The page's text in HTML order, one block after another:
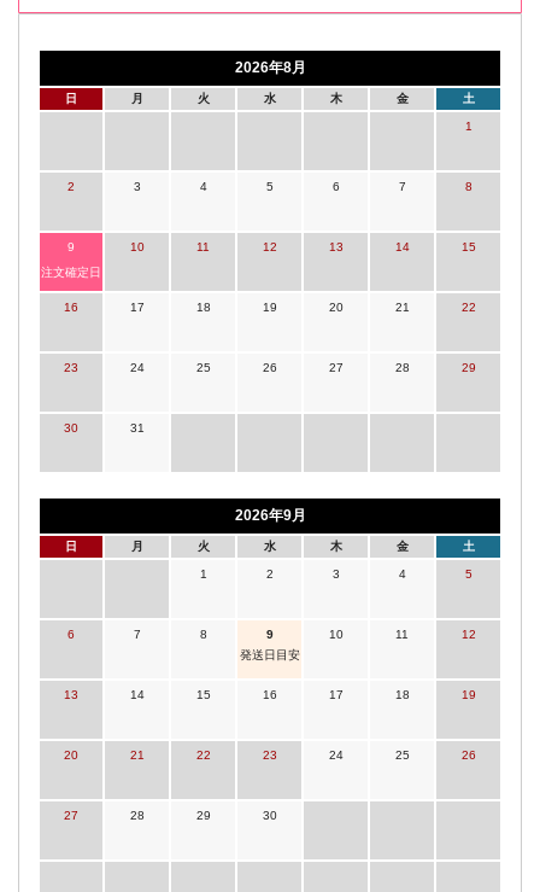
2026年8月
日 月 火 水 木 金 土
1
2 3 4 5 6 7 8
9
注文確定日
10 11 12 13 14 15
16 17 18 19 20 21 22
23 24 25 26 27 28 29
30 31
2026年9月
日 月 火 水 木 金 土
1 2 3 4 5
6 7 8
9
発送日目安
10 11 12
13 14 15 16 17 18 19
20 21 22 23 24 25 26
27 28 29 30